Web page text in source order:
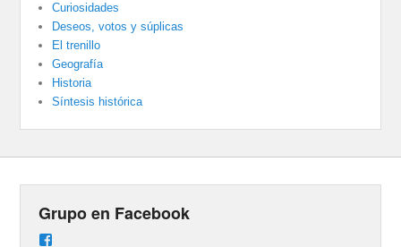
Curiosidades
Deseos, votos y súplicas
El trenillo
Geografía
Historia
Síntesis histórica
Grupo en Facebook